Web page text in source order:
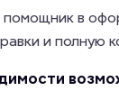
в
и полную